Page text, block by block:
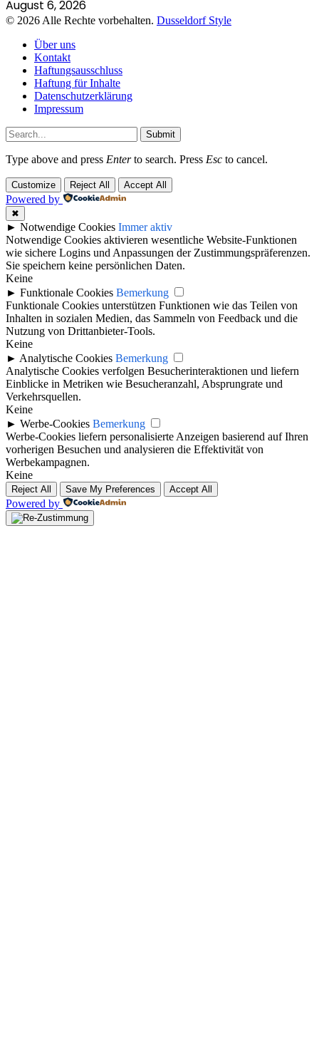
August 6, 2026
© 2026 Alle Rechte vorbehalten. Dusseldorf Style
Über uns
Kontakt
Haftungsausschluss
Haftung für Inhalte
Datenschutzerklärung
Impressum
Submit
Type above and press Enterto search. Press Esc to cancel.
Customize Reject All Accept All
Powered by
✖
► Notwendige Cookies Immer aktiv
Notwendige Cookies aktivieren wesentliche Website-Funktionen
wie sichere Logins und Anpassungen der Zustimmungspräferenzen.
Sie speichern keine persönlichen Daten.
Keine
► Funktionale Cookies Bemerkung
Funktionale Cookies unterstützen Funktionen wie das Teilen von
Inhalten in sozialen Medien, das Sammeln von Feedback und die
Nutzung von Drittanbieter-Tools.
Keine
► Analytische Cookies Bemerkung
Analytische Cookies verfolgen Besucherinteraktionen und liefern
Einblicke in Metriken wie Besucheranzahl, Absprungrate und
Verkehrsquellen.
Keine
► Werbe-Cookies Bemerkung
Werbe-Cookies liefern personalisierte Anzeigen basierend auf Ihren
vorherigen Besuchen und analysieren die Effektivität von
Werbekampagnen.
Keine
Reject All Save My Preferences Accept All
Powered by